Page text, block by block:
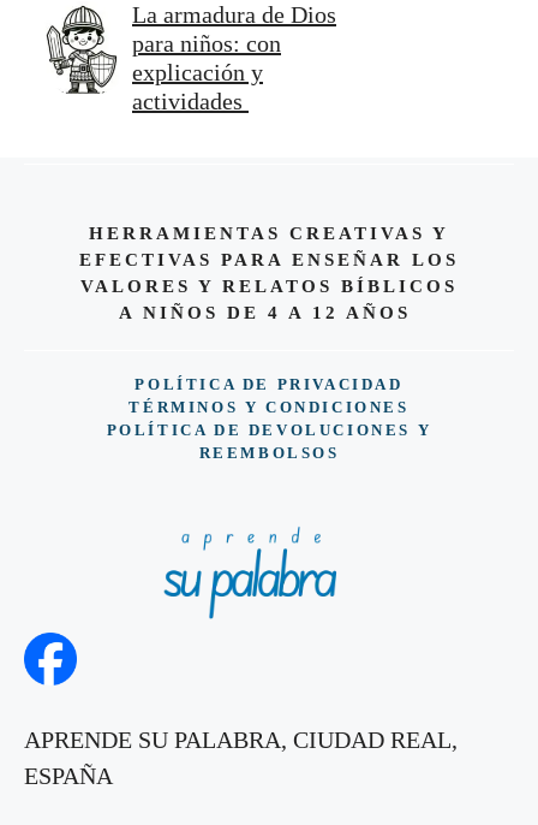
La armadura de Dios
para niños: con
explicación y
actividades
HERRAMIENTAS CREATIVAS Y
EFECTIVAS PARA ENSEÑAR LOS
VALORES Y RELATOS BÍBLICOS
A NIÑOS DE 4 A 12 AÑOS
POLÍTICA DE PRIVACIDAD
TÉRMINOS Y CONDICIONES
POLÍTICA DE DEVOLUCIONES Y
REEMBOLSOS
APRENDE SU PALABRA, CIUDAD REAL,
ESPAÑA